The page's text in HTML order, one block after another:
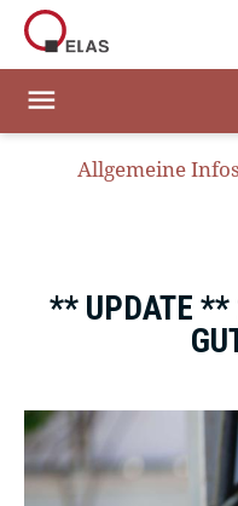
menu
Allgemeine
** UPDATE **